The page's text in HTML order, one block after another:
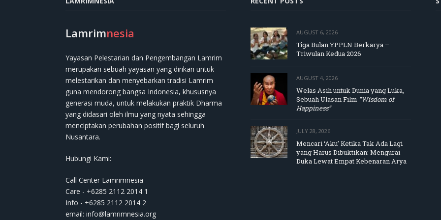
Lamrimnesia
Yayasan Pelestarian dan Pengembangan Lamrim
merupakan sebuah yayasan yang dirikan untuk
melestarikan dan menyebarkan tradisi Lamrim
guna mendorong bangsa Indonesia, khususnya
generasi muda, untuk melakukan praktik Dharma
yang didasari oleh ilmu yang nyata sehingga
menciptakan perubahan positif bagi seluruh
Nusantara.
Hubungi Kami:
Call Center Lamrimnesia
Care - +6285 2112 2014 1
Info - +6285 2112 2014 2
email: info@lamrimnesia.org
AUGUST 6, 2026
Tiga Bulan YPPLN Berkarya –
Triwulan Kedua 2026
AUGUST 4, 2026
Welas Asih untuk Dunia yang Luka,
Sebuah Ulasan Film “Wisdom of
Happiness”
JULY 28, 2026
Mencari ‘Aku’ Ketika Tak Ada Lagi
yang Harus Dibuktikan: Mengurai
Duka Lewat Empat Kebenaran Arya